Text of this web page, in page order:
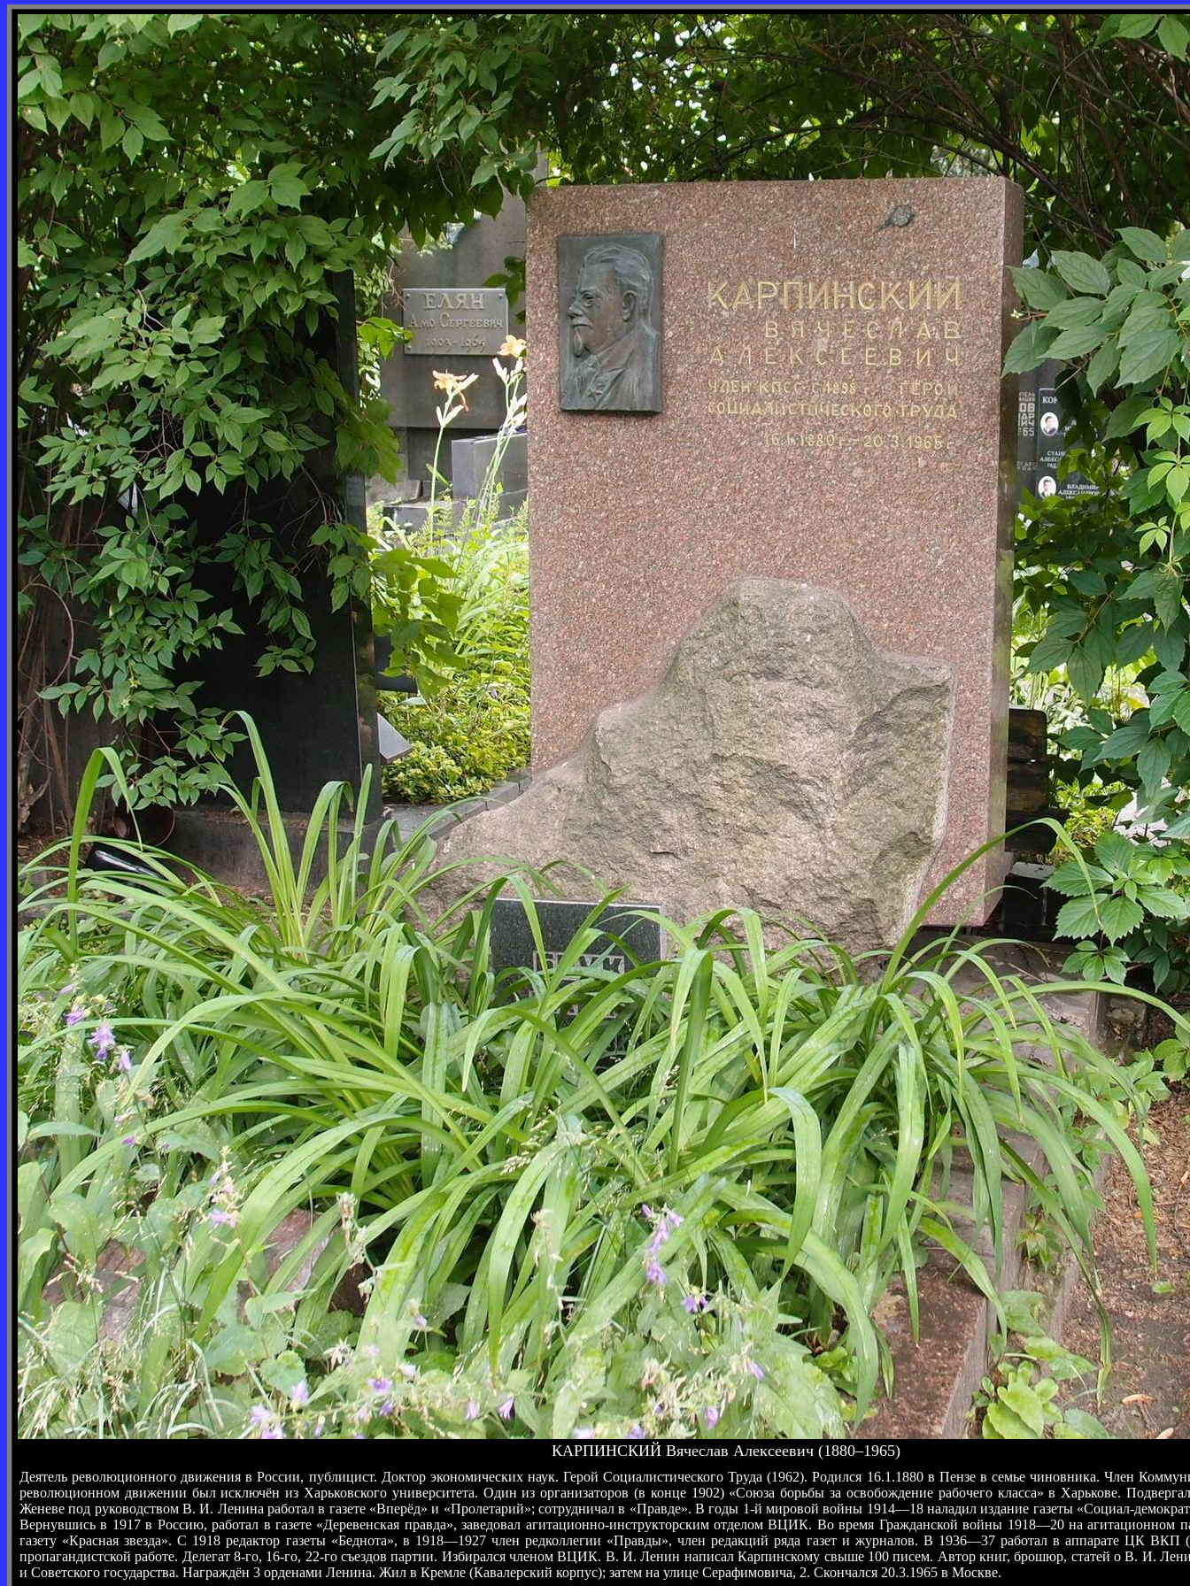
КАРПИНСКИЙ Вячеслав Алексеевич (1880–1965)
Деятель революционного движения в России, публицист. Доктор экономических наук. Герой Социалистического Труда (1962). Родился 16.1.1880 в Пензе в семье чиновника. Член
революционном движении был исключён из Харьковского университета. Один из организаторов (в конце 1902) «Союза борьбы за освобождение рабочего класса» в Харькове.
Женеве под руководством В. И. Ленина работал в газете «Вперёд» и «Пролетарий»; сотрудничал в «Правде». В годы 1-й мировой войны 1914—18 наладил издание газеты «Социал-
Вернувшись в 1917 в Россию, работал в газете «Деревенская правда», заведовал агитационно-инструкторским отделом ВЦИК. Во время Гражданской войны 1918—20 на агитационном
газету «Красная звезда». С 1918 редактор газеты «Беднота», в 1918—1927 член редколлегии «Правды», член редакций ряда газет и журналов. В 1936—37 работал в аппарате ЦК
пропагандистской работе. Делегат 8-го, 16-го, 22-го съездов партии. Избирался членом ВЦИК. В. И. Ленин написал Карпинскому свыше 100 писем. Автор книг, брошюр, статей о В. И.
и Советского государства. Награждён 3 орденами Ленина. Жил в Кремле (Кавалерский корпус); затем на улице Серафимовича, 2. Скончался 20.3.1965 в Москве.